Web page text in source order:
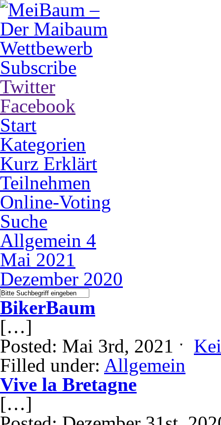
Subscribe
Twitter
Facebook
Start
Kategorien
Kurz Erklärt
Teilnehmen
Online-Voting
Suche
Allgemein 4
Mai 2021
Dezember 2020
BikerBaum
[…]
Posted: Mai 3rd, 2021 ˑ
Filled under: Allgemein
Vive la Bretagne
[…]